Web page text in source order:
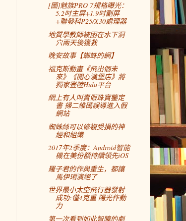
[圖]魅族PRO 7規格曝光：
5.2吋主屏+1.9吋副屏
+聯發科P25/X30處理器
地質學教師被困在水下洞
穴兩天後獲救
晚安故事【蜘蛛的網】
福克斯動畫《飛出個未
來》《開心漢堡店》將
獨家登陸Hulu平台
網上有人叫賣假珠寶鑒定
書 掃二維碼誤導進入假
網站
蜘蛛絲可以修複受損的神
經和組織
2017年2季度：Android智能
機在美份額持續領先iOS
羅子君的作與重生，都讓
馬伊琍演絕了
世界最小太空飛行器發射
成功:僅4克重 陽光作動
力
第一次看到如此智障的劇